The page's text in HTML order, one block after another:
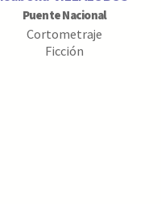
Puente Nacional
Cortometraje
Ficción